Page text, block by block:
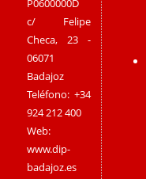
P0600000D
c/ Felipe
Checa, 23 -
06071
Badajoz
Teléfono: +34
924 212 400
Web:
www.dip-
badajoz.es